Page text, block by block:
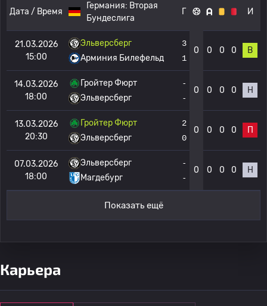
Дата / Время
Германия: Вторая
Бундеслига
Г И
21.03.2026
15:00
Эльверсберг
Арминия Билефельд
3
1
0 0 0 0 В
14.03.2026
18:00
Гройтер Фюрт
Эльверсберг
-
-
0 0 0 0 Н
13.03.2026
20:30
Гройтер Фюрт
Эльверсберг
2
0
0 0 0 0 П
07.03.2026
18:00
Эльверсберг
Магдебург
-
-
0 0 0 0 Н
Показать ещё
Карьера